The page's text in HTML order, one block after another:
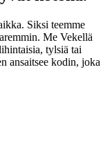
Siksi teemme
Me Vekellä
tylsiä tai
ansaitsee kodin, joka